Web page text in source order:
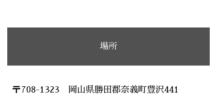
場所
〒708-1323 岡山県勝田郡奈義町豊沢441